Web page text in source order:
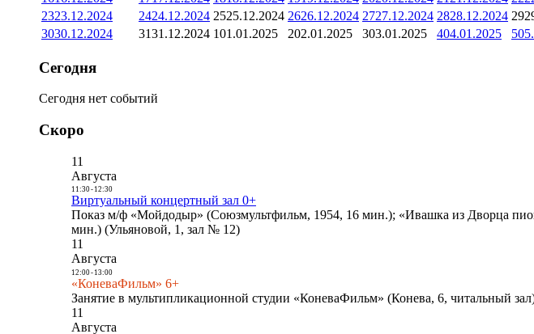
2323.12.2024 2424.12.2024 2525.12.2024 2626.12.2024 2727.12.2024 2828.12.2024 29
3030.12.2024 3131.12.2024 101.01.2025 202.01.2025 303.01.2025 404.01.2025 5
Сегодня
Сегодня нет событий
Скоро
11
Августа
11:30- 12:30
Виртуальный концертный зал 0+
Показ м/ф «Мойдодыр» (Союзмультфильм, 1954, 16 мин.); «Ивашка из Дворца
мин.) (Ульяновой, 1, зал № 12)
11
Августа
12:00- 13:00
«КоневаФильм» 6+
Занятие в мультипликационной студии «КоневаФильм» (Конева, 6, читальный
11
Августа